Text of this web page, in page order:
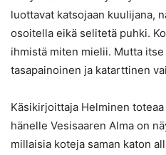
luottavat katsojaan kuulijana,
osoitella eikä selitetä puhki.
ihmistä miten mielii. Mutta
tasapainoinen ja katarttinen
Käsikirjoittaja Helminen
hänelle Vesisaaren Alma on
millaisia koteja saman katon